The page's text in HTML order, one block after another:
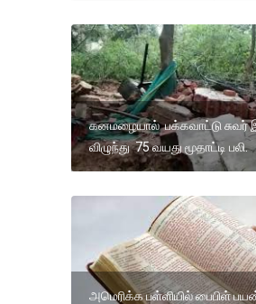
கனமழையால் பக்கவாட்டு சுவர்
விழுந்து 75 வயது மூதாட்டி பலி.
அமெரிக்க பள்ளியில் பைபிள்